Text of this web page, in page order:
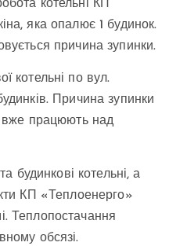
котельні КП
яка опалює 1 будинок.
причина зупинки.
котельні по вул.
Причина зупинки
вже працюють над
будинкові котельні, а
КП «Теплоенерго»
Теплопостачання
обсязі.